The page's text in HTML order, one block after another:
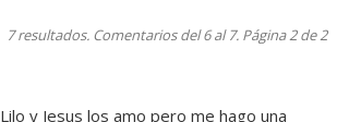
7 resultados. Comentarios del 6 al 7. Página 2 de 2
y Jesus los amo pero me hago una